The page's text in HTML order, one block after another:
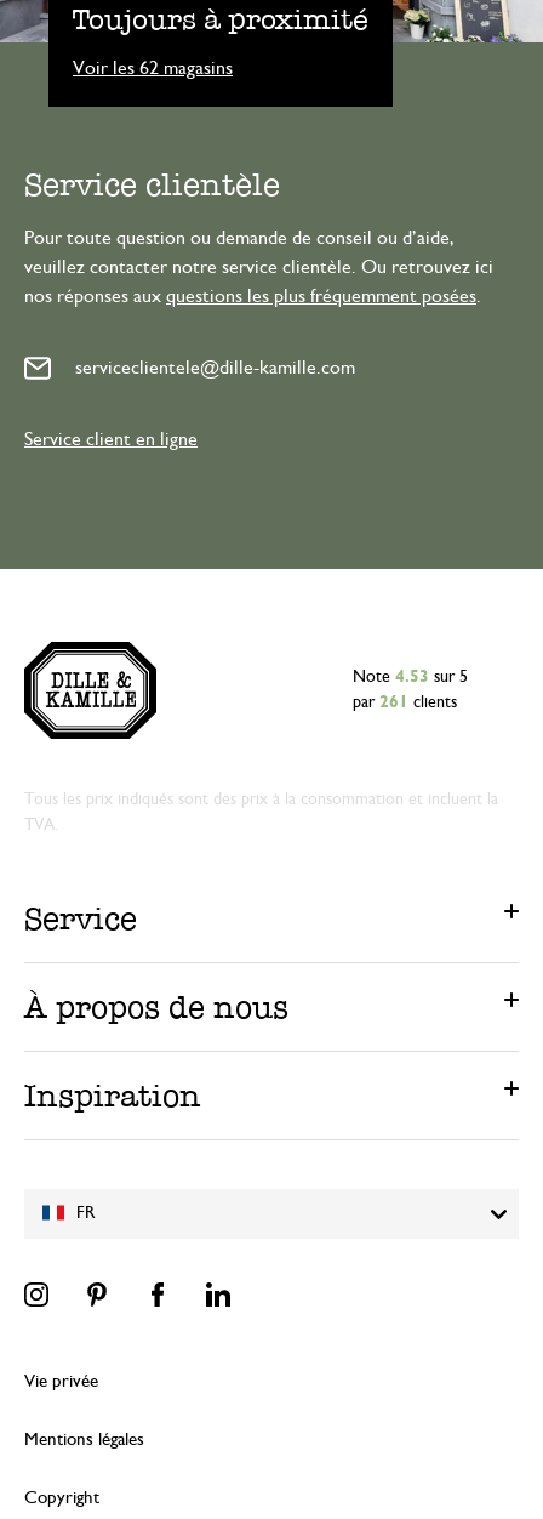
Toujours à proximité
Voir les 62 magasins
Service clientèle
Pour toute question ou demande de conseil ou d’aide,
veuillez contacter notre service clientèle. Ou retrouvez ici
nos réponses aux questions les plus fréquemment posées
serviceclientele@dille-kamille.com
Service client en ligne
FR
Note 4.53 sur 5
par 261 clients
Tous les prix indiqués sont des prix à la consommation et incluent la
TVA.
Service
À propos de nous
Inspiration
Vie privée
Mentions légales
Copyright